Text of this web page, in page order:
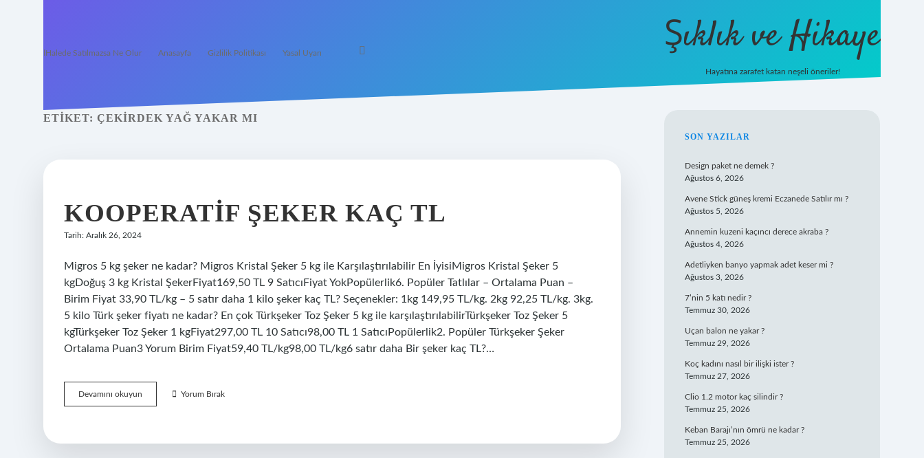
İHalede Satılmazsa Ne Olur Anasayfa Gizlilik Politikası Yasal Uyarı Şıklık ve Hikaye
Hayatına zarafet katan neşeli öneriler!
ETIKET: ÇEKIRDEK YAĞ YAKAR MI
KOOPERATIF ŞEKER KAÇ TL
Tarih: Aralık 26, 2024
Migros 5 kg şeker ne kadar? Migros Kristal Şeker 5 kg ile Karşılaştırılabilir En İyisiMigros Kristal Şeker 5
kgDoğuş 3 kg Kristal ŞekerFiyat169,50 TL 9 SatıcıFiyat YokPopülerlik6. Popüler Tatlılar – Ortalama Puan –
Birim Fiyat 33,90 TL/kg – 5 satır daha 1 kilo şeker kaç TL? Seçenekler: 1kg 149,95 TL/kg. 2kg 92,25 TL/kg. 3kg.
5 kilo Türk şeker fiyatı ne kadar? En çok Türkşeker Toz Şeker 5 kg ile karşılaştırılabilirTürkşeker Toz Şeker 5
kgTürkşeker Toz Şeker 1 kgFiyat297,00 TL 10 Satıcı98,00 TL 1 SatıcıPopülerlik2. Popüler Türkşeker Şeker
Ortalama Puan3 Yorum Birim Fiyat59,40 TL/kg98,00 TL/kg6 satır daha Bir şeker kaç TL?…
Devamını okuyun Kooperatif
Şeker
Yorum Bırak
SIDEBAR
SON YAZILAR
Design paket ne demek ?
Ağustos 6, 2026
Avene Stick güneş kremi Eczanede Satılır mı ?
Ağustos 5, 2026
Annemin kuzeni kaçıncı derece akraba ?
Ağustos 4, 2026
Adetliyken banyo yapmak adet keser mi ?
Ağustos 3, 2026
7’nin 5 katı nedir ?
Temmuz 30, 2026
Uçan balon ne yakar ?
Temmuz 29, 2026
Koç kadını nasıl bir ilişki ister ?
Temmuz 27, 2026
Clio 1.2 motor kaç silindir ?
Temmuz 25, 2026
Keban Barajı’nın ömrü ne kadar ?
Temmuz 25, 2026